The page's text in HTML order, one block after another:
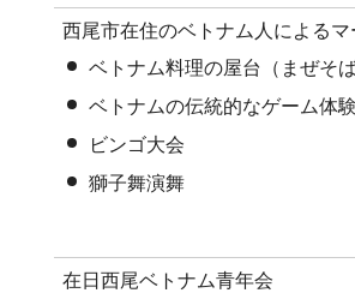
西尾市在住のベトナム人による
ベトナム料理の屋台（まぜそ
ベトナムの伝統的なゲーム体験
ビンゴ大会
獅子舞演舞
在日西尾ベトナム青年会